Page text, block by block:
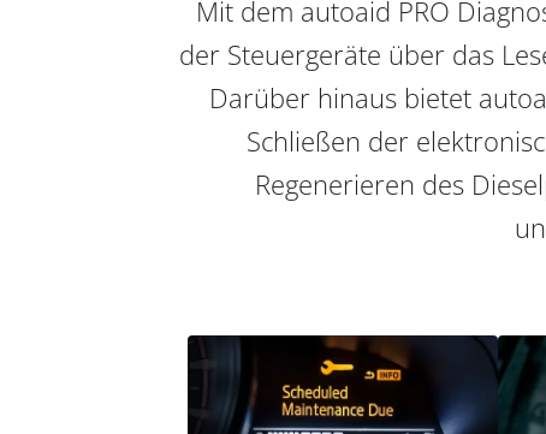
Mit dem autoaid PRO
der Steuergeräte über das
Darüber hinaus bietet
Schließen der
Regenerieren des